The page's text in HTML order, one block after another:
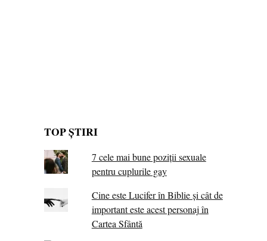
TOP ȘTIRI
7 cele mai bune poziții sexuale
pentru cuplurile gay
Cine este Lucifer în Biblie și cât de
important este acest personaj în
Cartea Sfântă